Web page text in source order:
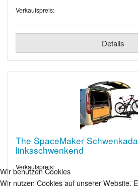
Verkaufspreis:
Details
The SpaceMaker
linksschwenkend
Verkaufspreis:
Wir benutzen Cookies
Wir nutzen Cookies auf unserer Website.